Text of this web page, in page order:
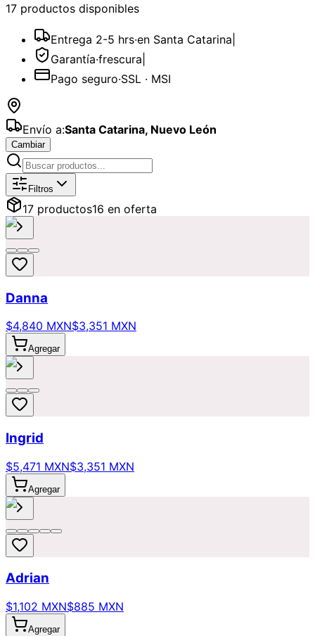
17 productos disponibles
Entrega 2-5 hrs·en Santa Catarina
Garantía·frescura
Pago seguro·SSL · MSI
Envío a:Santa Catarina, Nuevo León
Cambiar
Catálogo deGraduación
Filtros
17 productos16 en oferta
Danna
$4,840 MXN$3,351 MXN
Agregar
Ingrid
$5,471 MXN$3,351 MXN
Agregar
Adrian
$1,102 MXN$885 MXN
Agregar